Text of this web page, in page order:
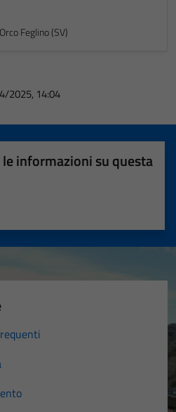
Feglino (SV)
2025, 14:04
informazioni su questa
su 5
su 5
5